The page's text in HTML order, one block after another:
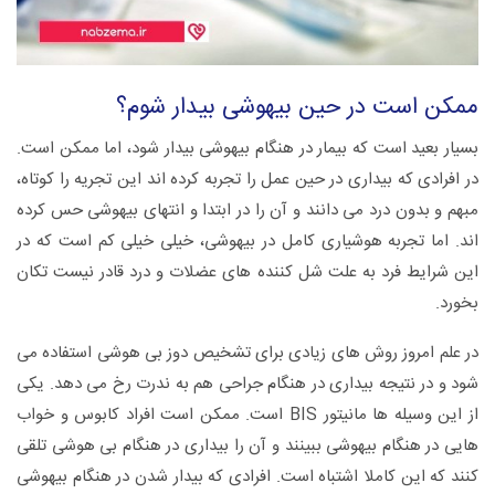
ممکن است در حین بیهوشی بیدار شوم؟
بسیار بعید است که بیمار در هنگام بیهوشی بیدار شود، اما ممکن است.
در افرادی که بیداری در حین عمل را تجربه کرده اند این تجریه را کوتاه،
مبهم و بدون درد می دانند و آن را در ابتدا و انتهای بیهوشی حس کرده
اند. اما تجربه هوشیاری کامل در بیهوشی، خیلی خیلی کم است که در
این شرایط فرد به علت شل کننده های عضلات و درد قادر نیست تکان
بخورد.
در علم امروز روش های زیادی برای تشخیص دوز بی هوشی استفاده می
شود و در نتیجه بیداری در هنگام جراحی هم به ندرت رخ می دهد. یکی
از این وسیله ها مانیتور BIS است. ممکن است افراد کابوس و خواب
هایی در هنگام بیهوشی ببینند و آن را بیداری در هنگام بی هوشی تلقی
کنند که این کاملا اشتباه است. افرادی که بیدار شدن در هنگام بیهوشی